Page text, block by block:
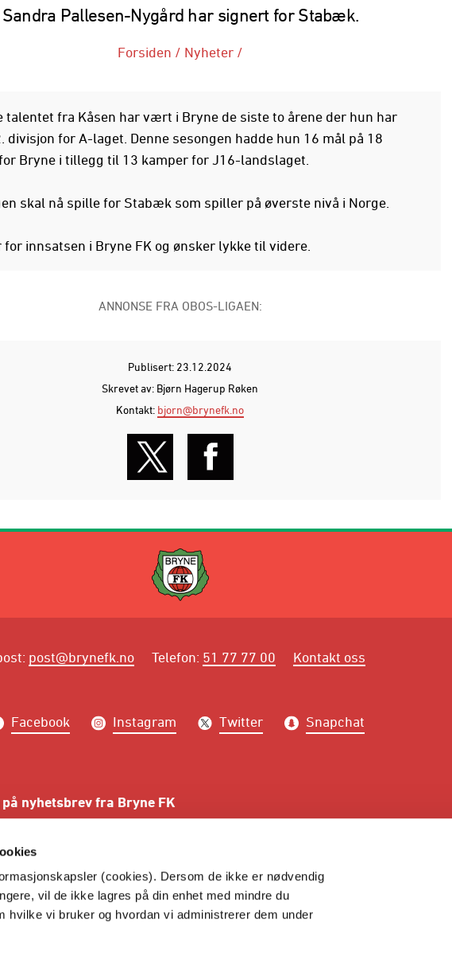
(cookies). Dersom de ikke er nødvendig
vil de ikke lagres på din enhet med mindre du
hvilke vi bruker og hvordan vi administrerer dem under
Sandra Pallesen-Nygård har signert for Stabæk.
Forsiden / Nyheter /
talentet fra Kåsen har vært i Bryne de siste to årene der hun har
divisjon for A-laget. Denne sesongen hadde hun 16 mål på 18
Bryne i tillegg til 13 kamper for J16-landslaget.
skal nå spille for Stabæk som spiller på øverste nivå i Norge.
for innsatsen i Bryne FK og ønsker lykke til videre.
ANNONSE FRA OBOS-LIGAEN:
Publisert: 23.12.2024
Skrevet av: Bjørn Hagerup Røken
Kontakt: bjorn@brynefk.no
: post@brynefk.no Telefon: 51 77 77 00 Kontakt oss
Facebook Instagram Twitter Snapchat
nyhetsbrev fra Bryne FK